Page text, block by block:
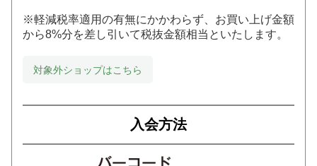
※軽減税率適用の有無にかかわらず、お買い上げ金額
から8%分を差し引いて税抜金額相当といたします。
対象外ショップはこちら
入会方法